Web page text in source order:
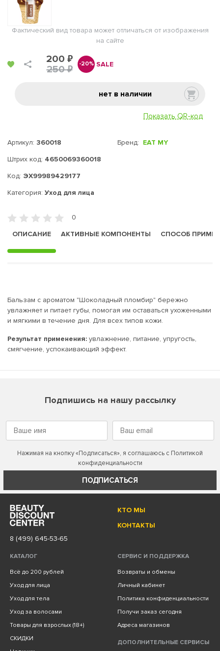
Фактический вид товара может отличаться от изображения
на сайте
200 ₽
250 ₽
-20% SALE
нет в наличии
Показать QR-код
Артикул: 360018
Штрих код: 4650069360018
Код: ЭХ99989429177
Бренд: EAT MY
Категория: Уход для лица
0
ОПИСАНИЕ
АКТИВНЫЕ КОМПОНЕНТЫ СПОСОБ
Бальзам с ароматом "Шоколадный пломбир" бережно
увлажняет и питает губы, помогая им оставаться ухоженными
и мягкими в течение дня. Для всех типов кожи.
Результат применения: увлажнение, питание, упругость,
смягчение, успокаивающий эффект.
Подпишись на нашу рассылку
Нажимая на кнопку «Подписаться», я соглашаюсь с Политикой
конфиденциальности
ПОДПИСАТЬСЯ
КТО МЫ
КОНТАКТЫ
8 (499) 645-53-65
КАТАЛОГ
Всё до 200 рублей
Уход для лица
Уход для тела
Уход за волосами
Товары для взрослых (18+)
СКИДКИ
СЕРВИС И ПОДДЕРЖКА
Возвраты и обмены
Личный кабинет
Политика конфиденциальности
Получи заказ сегодня
Адреса магазинов
ДОПОЛНИТЕЛЬНЫЕ СЕРВИСЫ